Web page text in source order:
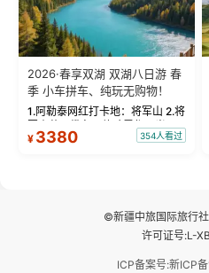
2026·春享双湖 双湖八日游 春
季 小车拼车、纯玩无购物！
1.阿勒泰网红打卡地：将军山 2.将
军山落日缆车，体验雪都风光 3.
将军山，夕阳派对，蹦迪party 4.
¥ 3380 354人看过
©新疆中旅国际旅行
许可证号:L-
ICP备案号:新ICP